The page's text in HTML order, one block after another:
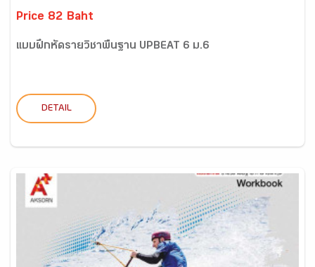
Price 82 Baht
แบบฝึกหัดรายวิชาพื้นฐาน UPBEAT 6 ม.6
DETAIL